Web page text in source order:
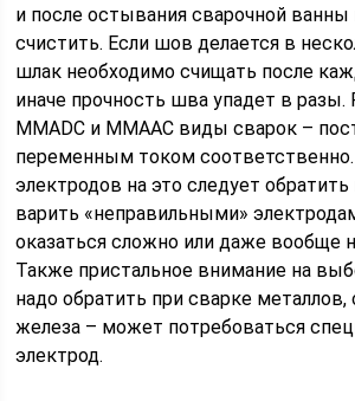
и после остывания сварочной
счистить. Если шов делается в
шлак необходимо счищать после
иначе прочность шва упадет в разы.
MMADC и MMAAC виды сварок –
переменным током
электродов на это следует
варить «неправильными»
оказаться сложно или даже вообще
Также пристальное внимание на
надо обратить при сварке металлов,
железа – может потребоваться
электрод.